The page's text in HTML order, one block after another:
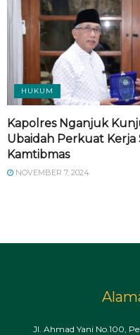
HUKUM
Kapolres Nganjuk
Ubaidah Perkuat Kerja
Kamtibmas
NOVEMBER 7, 2024
Jl. Ahmad Yani No.100,